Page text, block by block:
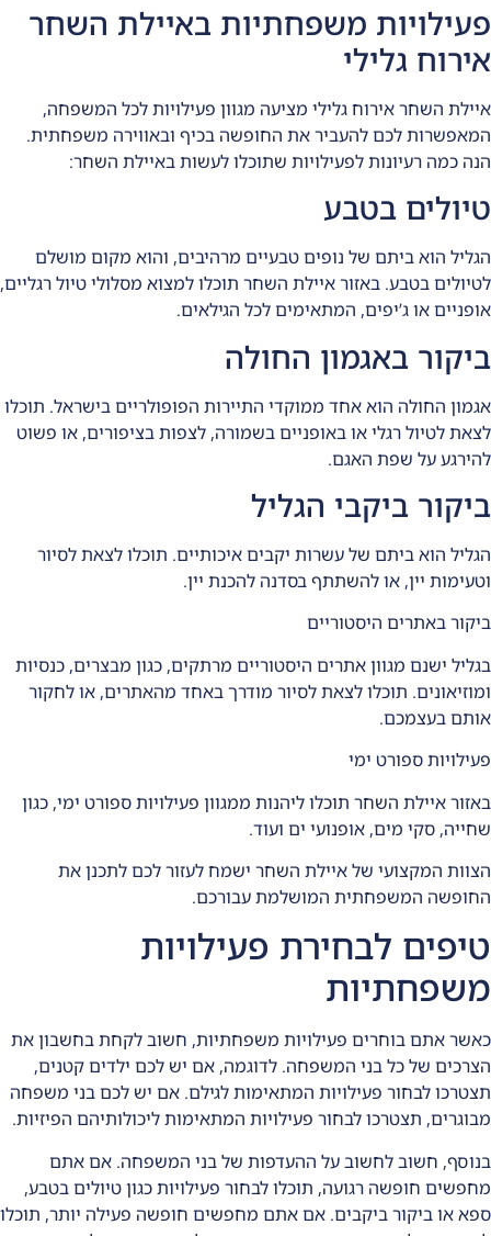
פעילויות משפחתיות באיילת השחר
אירוח גלילי
איילת השחר אירוח גלילי מציעה מגוון פעילויות לכל המשפחה,
המאפשרות לכם להעביר את החופשה בכיף ובאווירה משפחתית.
הנה כמה רעיונות לפעילויות שתוכלו לעשות באיילת השחר:
טיולים בטבע
הגליל הוא ביתם של נופים טבעיים מרהיבים, והוא מקום מושלם
לטיולים בטבע. באזור איילת השחר תוכלו למצוא מסלולי טיול רגליים,
אופניים או ג’יפים, המתאימים לכל הגילאים.
ביקור באגמון החולה
אגמון החולה הוא אחד ממוקדי התיירות הפופולריים בישראל. תוכלו
לצאת לטיול רגלי או באופניים בשמורה, לצפות בציפורים, או פשוט
להירגע על שפת האגם.
ביקור ביקבי הגליל
הגליל הוא ביתם של עשרות יקבים איכותיים. תוכלו לצאת לסיור
וטעימות יין, או להשתתף בסדנה להכנת יין.
ביקור באתרים היסטוריים
בגליל ישנם מגוון אתרים היסטוריים מרתקים, כגון מבצרים, כנסיות
ומוזיאונים. תוכלו לצאת לסיור מודרך באחד מהאתרים, או לחקור
אותם בעצמכם.
פעילויות ספורט ימי
באזור איילת השחר תוכלו ליהנות ממגוון פעילויות ספורט ימי, כגון
שחייה, סקי מים, אופנועי ים ועוד.
הצוות המקצועי של איילת השחר ישמח לעזור לכם לתכנן את
החופשה המשפחתית המושלמת עבורכם.
טיפים לבחירת פעילויות
משפחתיות
כאשר אתם בוחרים פעילויות משפחתיות, חשוב לקחת בחשבון את
הצרכים של כל בני המשפחה. לדוגמה, אם יש לכם ילדים קטנים,
תצטרכו לבחור פעילויות המתאימות לגילם. אם יש לכם בני משפחה
מבוגרים, תצטרכו לבחור פעילויות המתאימות ליכולותיהם הפיזיות.
בנוסף, חשוב לחשוב על ההעדפות של בני המשפחה. אם אתם
מחפשים חופשה רגועה, תוכלו לבחור פעילויות כגון טיולים בטבע,
ספא או ביקור ביקבים. אם אתם מחפשים חופשה פעילה יותר, תוכלו